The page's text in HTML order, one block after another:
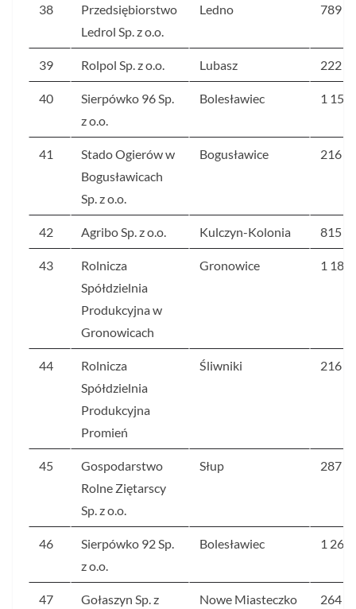
38
Przedsiębiorstwo
Ledrol Sp. z o.o.
Ledno 789
39 Rolpol Sp. z o.o. Lubasz 222
40
Sierpówko 96 Sp.
z o.o.
Bolesławiec 1 153
41
Stado Ogierów w
Bogusławicach
Sp. z o.o.
Bogusławice 216
42 Agribo Sp. z o.o. Kulczyn-Kolonia 815
43
Rolnicza
Spółdzielnia
Produkcyjna w
Gronowicach
Gronowice 1 186
44
Rolnicza
Spółdzielnia
Produkcyjna
Promień
Śliwniki 216
45
Gospodarstwo
Rolne Ziętarscy
Sp. z o.o.
Słup 287
46
Sierpówko 92 Sp.
z o.o.
Bolesławiec 1 266
47 Gołaszyn Sp. z Nowe Miasteczko 264